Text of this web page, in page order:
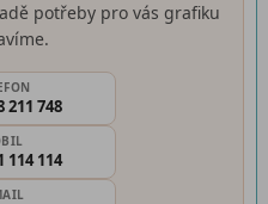
potřeby pro vás grafiku
211 748
114 114